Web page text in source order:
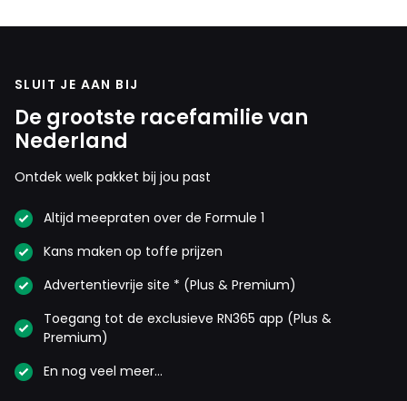
SLUIT JE AAN BIJ
De grootste racefamilie van
Nederland
Ontdek welk pakket bij jou past
Altijd meepraten over de Formule 1
Kans maken op toffe prijzen
Advertentievrije site * (Plus & Premium)
Toegang tot de exclusieve RN365 app (Plus &
Premium)
En nog veel meer…